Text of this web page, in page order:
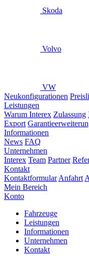
Skoda
Volvo
VW
Neukonfigurationen
Leistungen
Warum Interex Zulassung
Export
Informationen
News FAQ
Unternehmen
Interex Team Partner
Kontakt
Kontaktformular Anfahrt
Mein Bereich
Konto
Fahrzeuge
Leistungen
Informationen
Unternehmen
Kontakt